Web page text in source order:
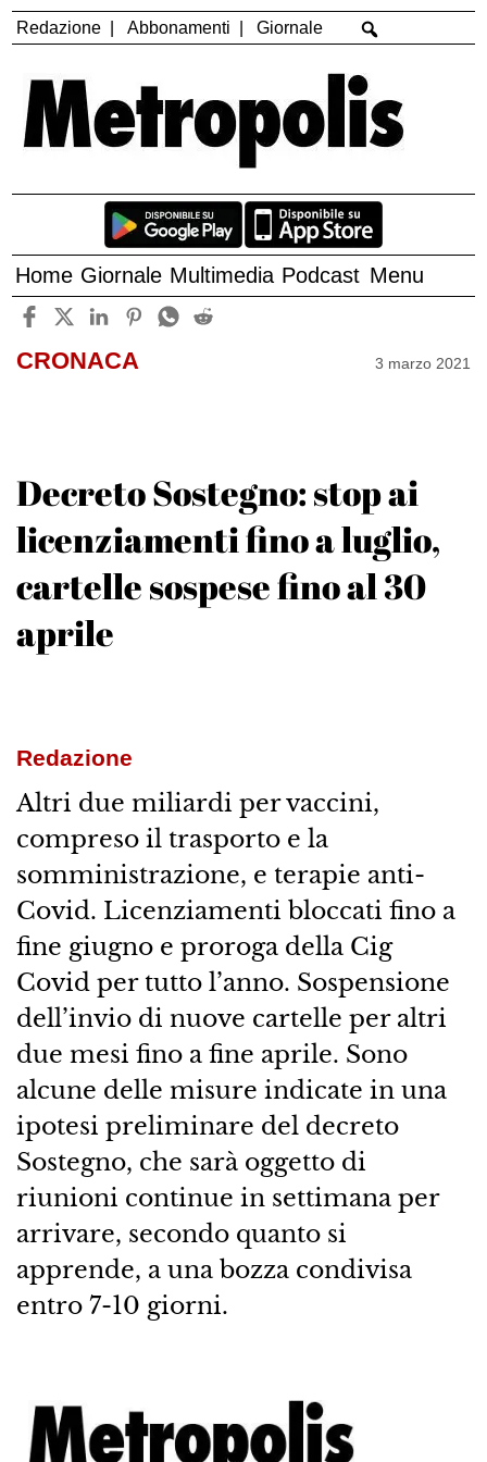
Redazione Abbonamenti Giornale
Home Giornale Multimedia Podcast Menu
CRONACA 3 marzo 2021
Decreto Sostegno: stop ai
licenziamenti fino a luglio,
cartelle sospese fino al 30
aprile
Redazione
Altri due miliardi per vaccini,
compreso il trasporto e la
somministrazione, e terapie anti-
Covid. Licenziamenti bloccati fino a
fine giugno e proroga della Cig
Covid per tutto l’anno. Sospensione
dell’invio di nuove cartelle per altri
due mesi fino a fine aprile. Sono
alcune delle misure indicate in una
ipotesi preliminare del decreto
Sostegno, che sarà oggetto di
riunioni continue in settimana per
arrivare, secondo quanto si
apprende, a una bozza condivisa
entro 7-10 giorni.